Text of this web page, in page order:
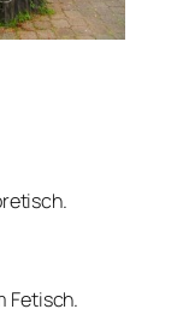
Fetisch.